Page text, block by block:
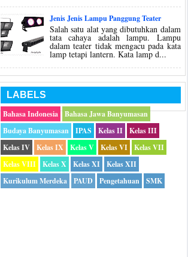
Jenis Jenis Lampu Panggung Teater
Salah satu alat yang dibutuhkan dalam
tata cahaya adalah lampu. Lampu
dalam teater tidak mengacu pada kata
lamp tetapi lantern. Kata lamp d...
LABELS
Bahasa Indonesia
Bahasa Jawa Banyumasan
Budaya Banyumasan
IPAS Kelas II
Kelas III
Kelas IV
Kelas IX Kelas V Kelas VI
Kelas VII
Kelas VIII
Kelas X Kelas XI
Kelas XII
Kurikulum Merdeka
PAUD Pengetahuan SMK